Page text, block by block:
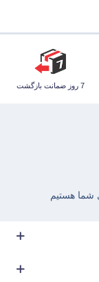
7 روز ضمانت بازگشت